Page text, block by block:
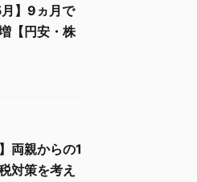
】9ヵ月で
【円安・株
両親からの1
対策を考え